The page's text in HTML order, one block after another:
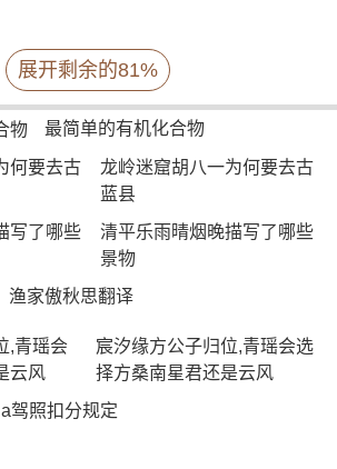
展开剩余的81%
最简单的有机化合物
龙岭迷窟胡八一为何要去古
蓝县
清平乐雨晴烟晚描写了哪些
景物
渔家傲秋思翻译
宸汐缘方公子归位,青瑶会选
择方桑南星君还是云风
a驾照扣分规定